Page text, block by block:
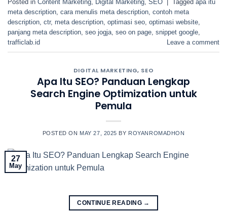
Posted in Content Marketing, Digital Marketing, SEO Tagged apa itu
meta description, cara menulis meta description, contoh meta
description, ctr, meta description, optimasi seo, optimasi website,
panjang meta description, seo jogja, seo on page, snippet google,
trafficlab.id
Leave a comment
DIGITAL MARKETING, SEO
Apa Itu SEO? Panduan Lengkap
Search Engine Optimization untuk
Pemula
POSTED ON MAY 27, 2025 BY ROYANROMADHON
27
May
CONTINUE READING →